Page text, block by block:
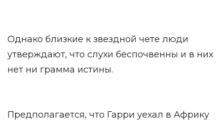
Однако близкие к звездной чете люди
утверждают, что слухи беспочвенны и в них
нет ни грамма истины.
Предполагается, что Гарри уехал в Африку